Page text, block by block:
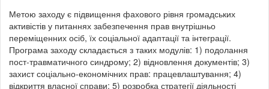
Метою заходу є підвищення фахового рівня громадських
активістів у питаннях забезпечення прав внутрішньо
переміщенних осіб, їх соціальної адаптації та інтеграції.
Програма заходу складається з таких модулів: 1) подолання
пост-травматичного синдрому; 2) відновлення документів; 3)
захист соціально-економічних прав: працевлаштування; 4)
відкриття власної справи; 5) розробка стратегії діяльності